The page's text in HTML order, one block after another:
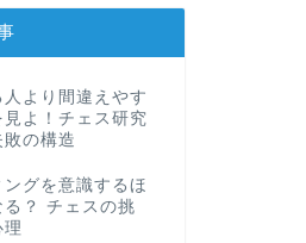
人より間違えやす
見よ！チェス研究
敗の構造
ングを意識するほ
る？ チェスの挑
理